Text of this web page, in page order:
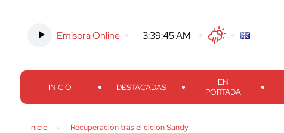
Emisora Online -3:39:45 AM TwitterFacebook
Threads
Instagram
INICIO DESTACADAS
EN
PORTADA
Inicio Recuperación tras el ciclón Sandy